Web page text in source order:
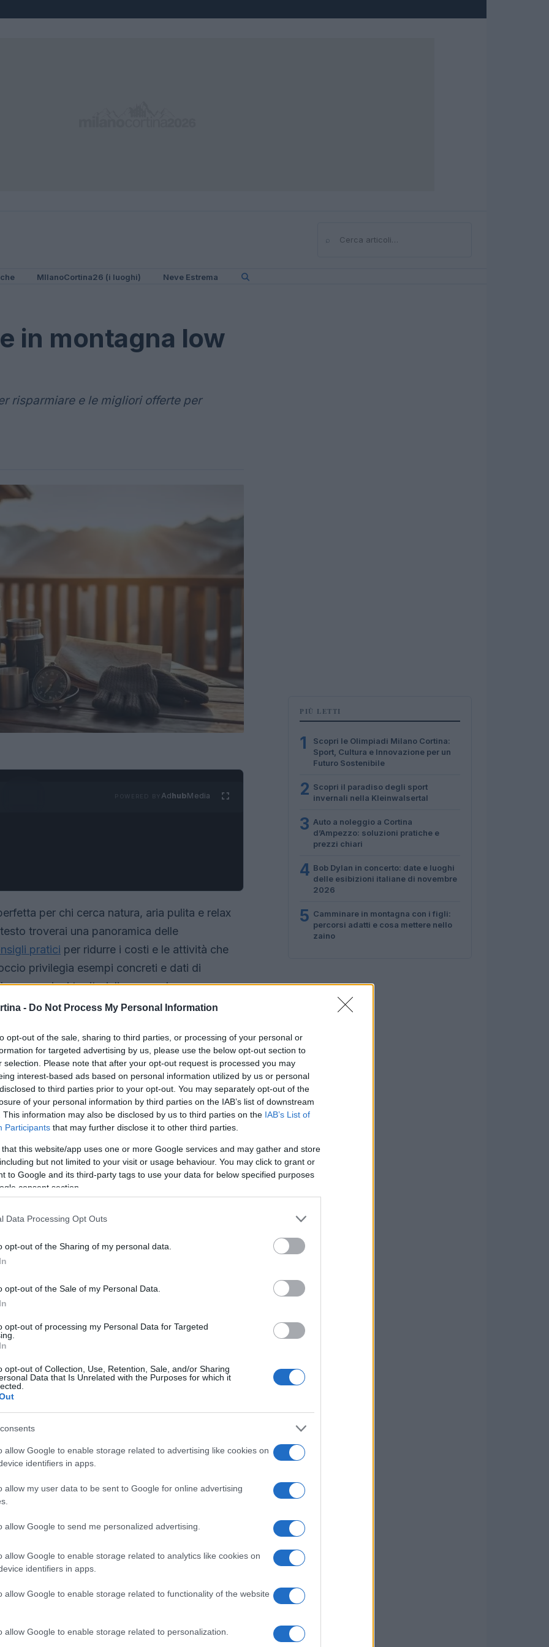
- Do Not Process My Personal Information
opt-out of the sale, sharing to third parties, or processing of your personal or
for targeted advertising by us, please use the below opt-out section to
selection. Please note that after your opt-out request is processed you may
interest-based ads based on personal information utilized by us or personal
to third parties prior to your opt-out. You may separately opt-out of the
of your personal information by third parties on the IAB’s list of downstream
This information may also be disclosed by us to third parties on the IAB’s List of
Participants that may further disclose it to other third parties.
that this website/app uses one or more Google services and may gather and store
but not limited to your visit or usage behaviour. You may click to grant or
to Google and its third-party tags to use your data for below specified purposes
consent section.
Data Processing Opt Outs
opt-out of the Sharing of my personal data.
opt-out of the Sale of my Personal Data.
opt-out of processing my Personal Data for Targeted
opt-out of Collection, Use, Retention, Sale, and/or Sharing
Data that Is Unrelated with the Purposes for which it
allow Google to enable storage related to advertising like cookies on
identifiers in apps.
allow my user data to be sent to Google for online advertising
allow Google to send me personalized advertising.
allow Google to enable storage related to analytics like cookies on
identifiers in apps.
allow Google to enable storage related to functionality of the website
allow Google to enable storage related to personalization.
⌕Cerca
MIlanoCortina26 (i luoghi) Neve Estrema
in montagna low
risparmiare e le migliori offerte per
AdhubMedia
per chi cerca natura, aria pulita e relax
troverai una panoramica delle
pratici per ridurre i costi e le attività che
privilegia esempi concreti e dati di
promozioni territoriali, passando per
una guida pratica per pianificarevacanze in
combinando soggiorni autentici e
e fasce di prezzo
qualità prezzo è particolarmente
persona, e ilParco Nazionale della Majella
55 euro
LeDolomiti friulaneoffrono pacchetti
al 2026, mentre le
soggiorni in rifugio a partire da circa 28
e meno affollata.
trovare prezzi più bassi e un’offerta
formule flessibili come case vacanza
persone nelle località meno turistiche può
medi: per il 2026 il prezzo settimanale di un
con un calo medio del10%rispetto al
PIÙ LETTI
1
Scopri le Olimpiadi Milano Cortina:
Sport, Cultura e Innovazione per un
Futuro Sostenibile
2 Scopri il paradiso degli sport
invernali nella Kleinwalsertal
3 Auto a noleggio a Cortina
d’Ampezzo: soluzioni pratiche e
prezzi chiari
4 Bob Dylan in concerto: date e luoghi
delle esibizioni italiane di novembre
2026
5 Camminare in montagna con i figli:
percorsi adatti e cosa mettere nello
zaino